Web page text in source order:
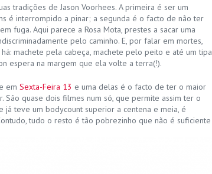
tradições de Jason Voorhees. A primeira é ser um
é interrompido a pinar; a segunda é o facto de não ter
fuga. Aqui parece a Rosa Mota, prestes a sacar uma
pelo caminho. E, por falar em mortes,
machete pela cabeça, machete pelo peito e até um tipa
espera na margem que ela volte a terra(!).
em Sexta-Feira 13 e uma delas é o facto de ter o maior
quase dois filmes num só, que permite assim ter o
já teve um bodycount superior a centena e meia, é
tudo o resto é tão pobrezinho que não é suficiente